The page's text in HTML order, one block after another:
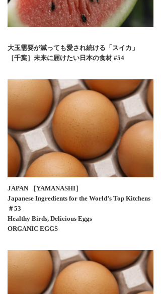
大玉需要が減っても愛され続ける「スイカ」
［千葉］未来に届けたい日本の食材 #54
JAPAN ［YAMANASHI］
Japanese Ingredients for the World’s Top Kitchens
＃53
Healthy Birds, Delicious Eggs
ORGANIC EGGS